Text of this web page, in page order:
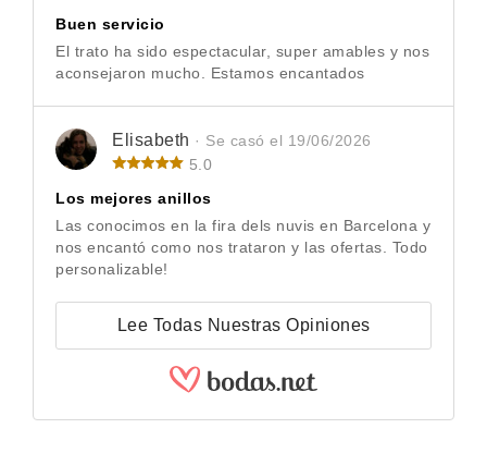
Buen servicio
El trato ha sido espectacular, super amables y nos
aconsejaron mucho. Estamos encantados
Elisabeth · Se casó el 19/06/2026
5.0
Los mejores anillos
Las conocimos en la fira dels nuvis en Barcelona y
nos encantó como nos trataron y las ofertas. Todo
personalizable!
Lee Todas Nuestras Opiniones